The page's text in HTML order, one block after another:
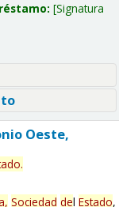
Signatura
Oeste,
.
Sociedad del Estado,